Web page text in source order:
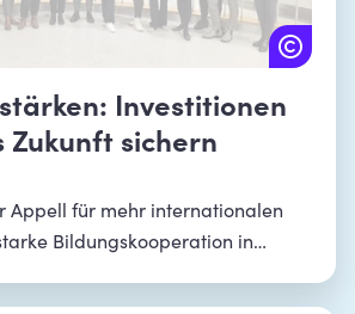
Investitionen
Zukunft sichern
Appell für mehr internationalen
Bildungskooperation in